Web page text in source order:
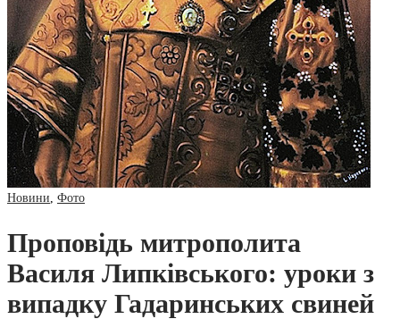
Новини Фото
Проповідь митрополита
Василя Липківського: уроки з
випадку Гадаринських свиней